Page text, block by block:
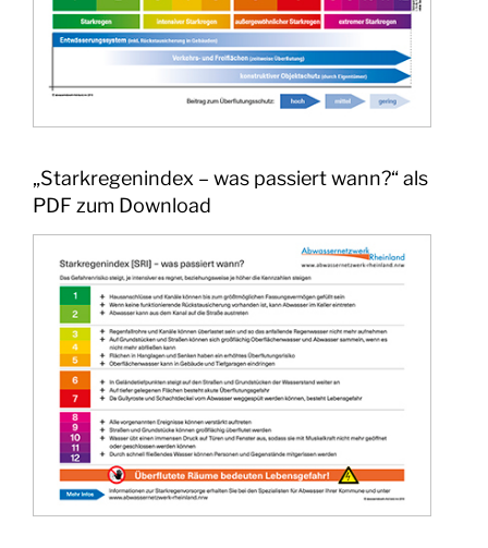
„Starkregenindex – was passiert wann?“ als
PDF zum Download